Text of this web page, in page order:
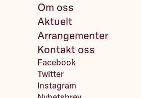
Om oss
Aktuelt
Arrangementer
Kontakt oss
Facebook
Twitter
Instagram